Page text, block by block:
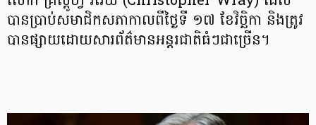
បានប្រាប់សមាជិកសភាកាលពីថ្ងៃទី ១៧ ខែវិច្ឆិកា និងត្រូវ
បានផ្សាយដោយសារព័ត៌មានអន្តរជាតិធំៗជាច្រើន។